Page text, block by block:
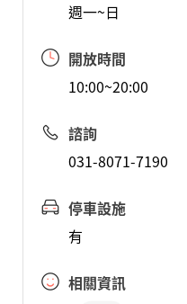
週一~日
開放時間
10:00~20:00
諮詢
031-8071-7190
停車設施
有
相關資訊